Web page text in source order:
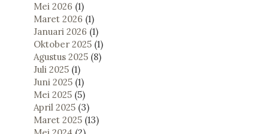
Mei 2026 (1)
Maret 2026 (1)
Januari 2026 (1)
Oktober 2025 (1)
Agustus 2025 (8)
Juli 2025 (1)
Juni 2025 (1)
Mei 2025 (5)
April 2025 (3)
Maret 2025 (13)